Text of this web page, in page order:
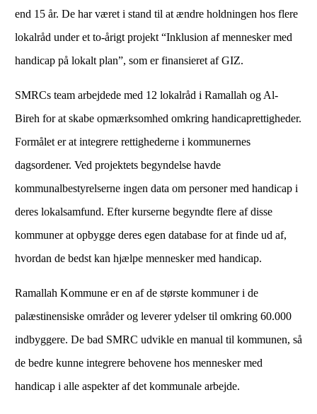
end 15 år. De har været i stand til at ændre holdningen hos flere
lokalråd under et to-årigt projekt “Inklusion af mennesker med
handicap på lokalt plan”, som er finansieret af GIZ.
SMRCs team arbejdede med 12 lokalråd i Ramallah og Al-
Bireh for at skabe opmærksomhed omkring handicaprettigheder.
Formålet er at integrere rettighederne i kommunernes
dagsordener. Ved projektets begyndelse havde
kommunalbestyrelserne ingen data om personer med handicap i
deres lokalsamfund. Efter kurserne begyndte flere af disse
kommuner at opbygge deres egen database for at finde ud af,
hvordan de bedst kan hjælpe mennesker med handicap.
Ramallah Kommune er en af ​​de største kommuner i de
palæstinensiske områder og leverer ydelser til omkring 60.000
indbyggere. De bad SMRC udvikle en manual til kommunen, så
de bedre kunne integrere behovene hos mennesker med
handicap i alle aspekter af det kommunale arbejde.